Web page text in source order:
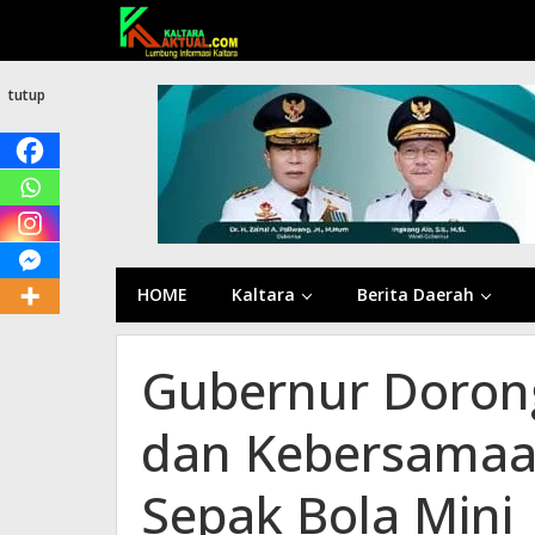
konten
HOME Kaltara Berita Daerah
tutup
Gubernur
dan
Sepak Bola Mini